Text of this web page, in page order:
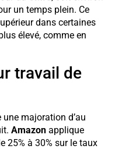
un temps plein. Ce
dans certaines
élevé, comme en
travail de
majoration d’au
Amazon applique
25% à 30% sur le taux